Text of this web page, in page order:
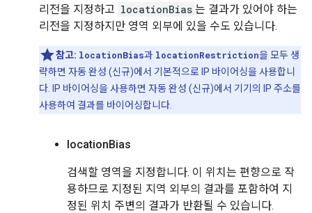
리전을 지정하고 locationBias 는 결과가 있어야 하는
리전을 지정하지만 영역 외부에 있을 수도 있습니다.
참고: locationBias과 locationRestriction을 모두 생
략하면 자동 완성 (신규)에서 기본적으로 IP 바이어싱을 사용합니
다. IP 바이어싱을 사용하면 자동 완성 (신규)에서 기기의 IP 주소를
사용하여 결과를 바이어싱합니다.
locationBias
검색할 영역을 지정합니다. 이 위치는 편향으로 작
용하므로 지정된 지역 외부의 결과를 포함하여 지
정된 위치 주변의 결과가 반환될 수 있습니다.